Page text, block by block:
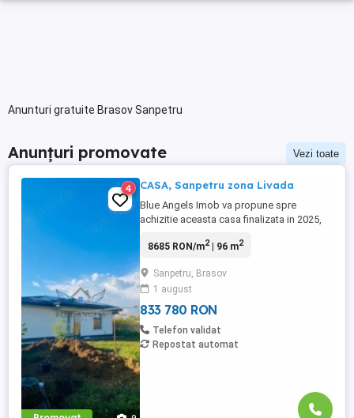
Anunturi gratuite Brasov Sanpetru
Anunțuri promovate Vezi toate
4 CASA, Sanpetru zona Livada
Blue Angels Imob va propune spre
achizitie aceasta casa finalizata in 2025,
cu suprafață utila de 96mp și amprenta de
construită și gândită pentru a fi un locaș
ideal, materialele fiind de înaltă calitate
realizată din beton și ...
8685 RON/m2| 96 m2
Sanpetru, Brasov
1 august
833 780 RON
Telefon validat
Repostat automat